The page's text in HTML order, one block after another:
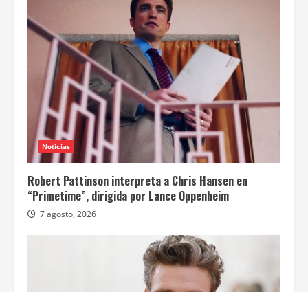
Noticias
Robert Pattinson interpreta a Chris Hansen en
“Primetime”, dirigida por Lance Oppenheim
7 agosto, 2026